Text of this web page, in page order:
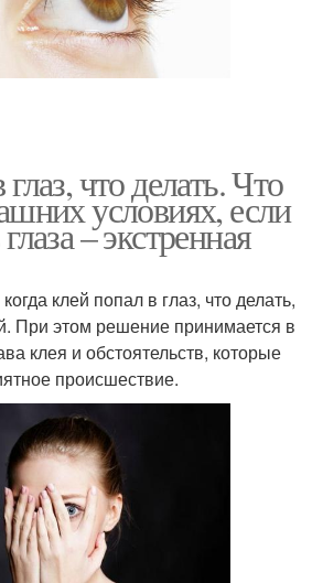
что делать. Что
условиях, если
– экстренная
клей попал в глаз, что делать,
При этом решение принимается в
клея и обстоятельств, которые
происшествие.